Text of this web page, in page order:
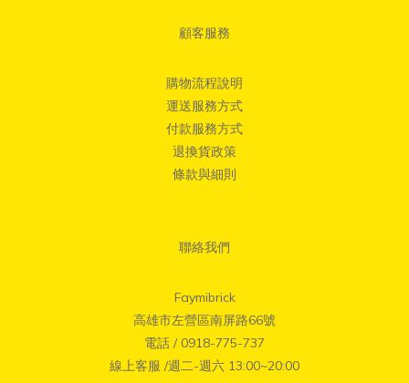
顧客服務
購物流程說明
運送服務方式
付款服務方式
退換貨政策
條款與細則
聯絡我們
Faymibrick
高雄市左營區南屏路66號
電話 / 0918-775-737
線上客服 /週二-週六 13:00~20:00